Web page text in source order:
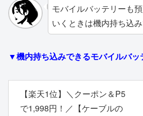
モバイルバッテリーも
いくときは機内持ち込
▼機内持ち込みできるモバイルバッ
【楽天1位】＼クーポン＆P5
で1,998円！／【ケーブルの